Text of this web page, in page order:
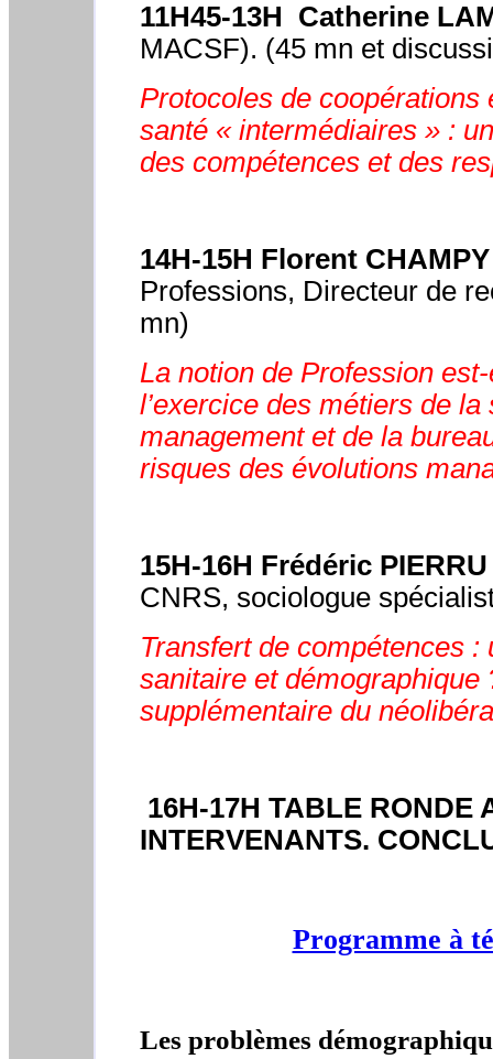
11H45-13H Catherine
MACSF). (45 mn et
Protocoles de coopérations
santé « intermédiaires » :
des compétences et des
14H-15H Florent CHAMPY
Professions, Directeur de
mn)
La notion de Profession
l’exercice des métiers de la
management et de la
risques des évolutions
15H-16H Frédéric PIERRU
CNRS, sociologue
Transfert de compétences :
sanitaire et démographique
supplémentaire du
16H-17H TABLE RONDE
INTERVENANTS.
Programme à
Les problèmes